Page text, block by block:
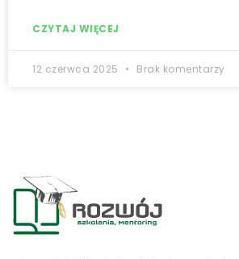
CZYTAJ WIĘCEJ
12 czerwca 2025 Brak komentarzy